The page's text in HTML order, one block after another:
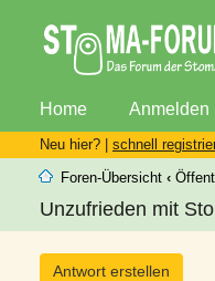
Home Anmelden
Neu hier? | schnell
Foren-Übersicht ‹
Unzufrieden mit
Antwort erstellen